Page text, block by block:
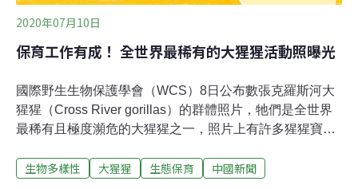
2020年07月10日
保育工作有成！ 全世界最稀有的大猩猩活動照曝光
國際野生生物保護學會（WCS）8日公布數張克羅斯河大
猩猩（Cross River gorillas）的群體照片，牠們是全世界
最稀有且極度瀕危的大猩猩之一，照片上有許多猩猩寶寶
復。綜合外媒報導，照片在奈及利亞東南部的姆貝山
生物多樣性 大猩猩 生態保育 中國新聞